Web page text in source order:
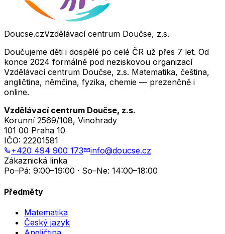
Doucse.czVzdělávací centrum Doučse, z.s.
Doučujeme děti i dospělé po celé ČR už přes 7 let. Od
konce 2024 formálně pod neziskovou organizací
Vzdělávací centrum Doučse, z.s. Matematika, čeština,
angličtina, němčina, fyzika, chemie — prezenčně i
online.
Vzdělávací centrum Doučse, z.s.
Korunní 2569/108, Vinohrady
101 00 Praha 10
IČO: 22201581
+420 494 900 173
info@doucse.cz
Zákaznická linka
Po–Pá: 9:00–19:00 · So–Ne: 14:00–18:00
Předměty
Matematika
Český jazyk